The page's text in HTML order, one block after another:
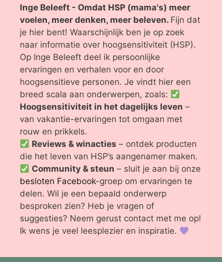
Inge Beleeft - Omdat HSP (mama's) meer
voelen, meer denken, meer beleven. Fijn dat
je hier bent! Waarschijnlijk ben je op zoek
naar informatie over hoogsensitiviteit (HSP).
Op Inge Beleeft deel ik persoonlijke
ervaringen en verhalen voor en door
hoogsensitieve personen. Je vindt hier een
breed scala aan onderwerpen, zoals:
Hoogsensitiviteit in het dagelijks leven –
van vakantie-ervaringen tot omgaan met
rouw en prikkels.
Reviews & winacties – ontdek producten
die het leven van HSP’s aangenamer maken.
Community & steun – sluit je aan bij onze
besloten Facebook-groep om ervaringen te
delen. Wil je een bepaald onderwerp
besproken zien? Heb je vragen of
suggesties? Neem gerust contact met me op!
Ik wens je veel leesplezier en inspiratie.